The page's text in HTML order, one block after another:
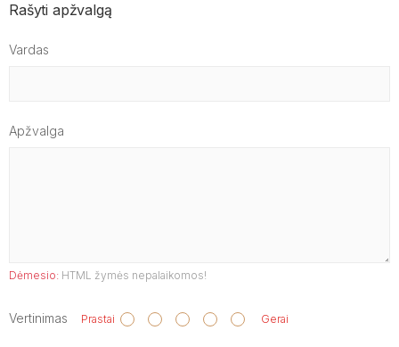
Rašyti apžvalgą
Vardas
Apžvalga
Dėmesio: HTML žymės nepalaikomos!
Vertinimas Prastai Gerai